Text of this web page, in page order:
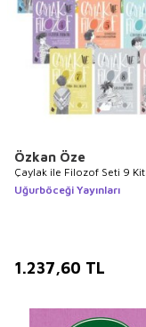
Özkan Öze
Çaylak ile Filozof Seti 9
Uğurböceği Yayınları
1.237,60 TL